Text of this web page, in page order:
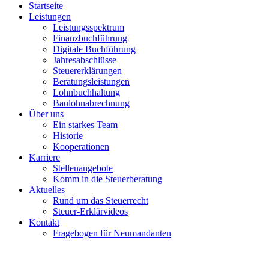
Startseite
Leistungen
Leistungsspektrum
Finanzbuchführung
Digitale Buchführung
Jahresabschlüsse
Steuererklärungen
Beratungsleistungen
Lohnbuchhaltung
Baulohnabrechnung
Über uns
Ein starkes Team
Historie
Kooperationen
Karriere
Stellenangebote
Komm in die Steuerberatung
Aktuelles
Rund um das Steuerrecht
Steuer-Erklärvideos
Kontakt
Fragebogen für Neumandanten